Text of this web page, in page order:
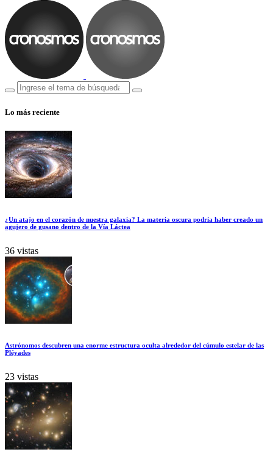
Lo más reciente
¿Un atajo en el corazón de nuestra galaxia? La materia oscura podría haber creado un
agujero de gusano dentro de la Vía Láctea
36 vistas
Astrónomos descubren una enorme estructura oculta alrededor del cúmulo estelar de las
Pléyades
23 vistas